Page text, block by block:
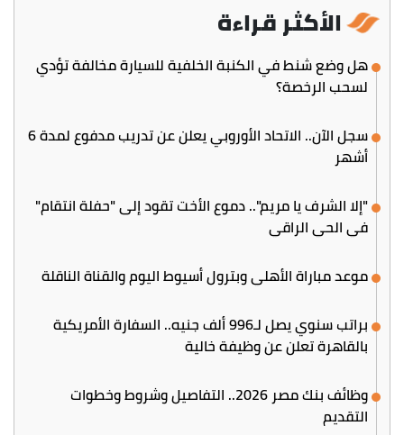
الأكثر قراءة
هل وضع شنط في الكنبة الخلفية للسيارة مخالفة تؤدي
لسحب الرخصة؟
سجل الآن.. الاتحاد الأوروبي يعلن عن تدريب مدفوع لمدة 6
أشهر
"إلا الشرف يا مريم".. دموع الأخت تقود إلى "حفلة انتقام"
في الحي الراقي
موعد مباراة الأهلي وبترول أسيوط اليوم والقناة الناقلة
براتب سنوي يصل لـ996 ألف جنيه.. السفارة الأمريكية
بالقاهرة تعلن عن وظيفة خالية
وظائف بنك مصر 2026.. التفاصيل وشروط وخطوات
التقديم